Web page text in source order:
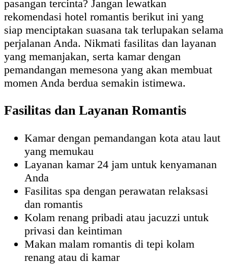
pasangan tercinta? Jangan lewatkan
rekomendasi hotel romantis berikut ini yang
siap menciptakan suasana tak terlupakan selama
perjalanan Anda. Nikmati fasilitas dan layanan
yang memanjakan, serta kamar dengan
pemandangan memesona yang akan membuat
momen Anda berdua semakin istimewa.
Fasilitas dan Layanan Romantis
Kamar dengan pemandangan kota atau laut
yang memukau
Layanan kamar 24 jam untuk kenyamanan
Anda
Fasilitas spa dengan perawatan relaksasi
dan romantis
Kolam renang pribadi atau jacuzzi untuk
privasi dan keintiman
Makan malam romantis di tepi kolam
renang atau di kamar